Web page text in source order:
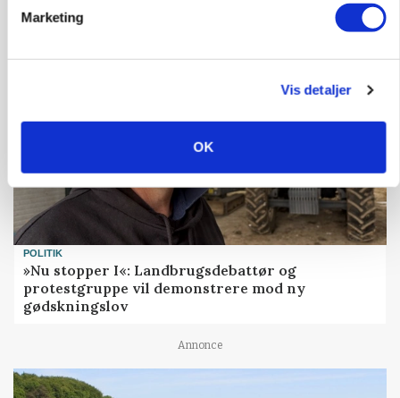
Marketing
Vis detaljer
OK
POLITIK
»Nu stopper I«: Landbrugsdebattør og
protestgruppe vil demonstrere mod ny
gødskningslov
Annonce